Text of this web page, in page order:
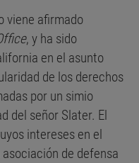
viene afirmado
, y ha sido
en el asunto
de los derechos
por un simio
del señor Slater. El
intereses en el
de defensa